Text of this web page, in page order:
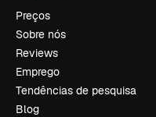
Preços
Sobre nós
Reviews
Emprego
Tendências de pesquisa
Blog